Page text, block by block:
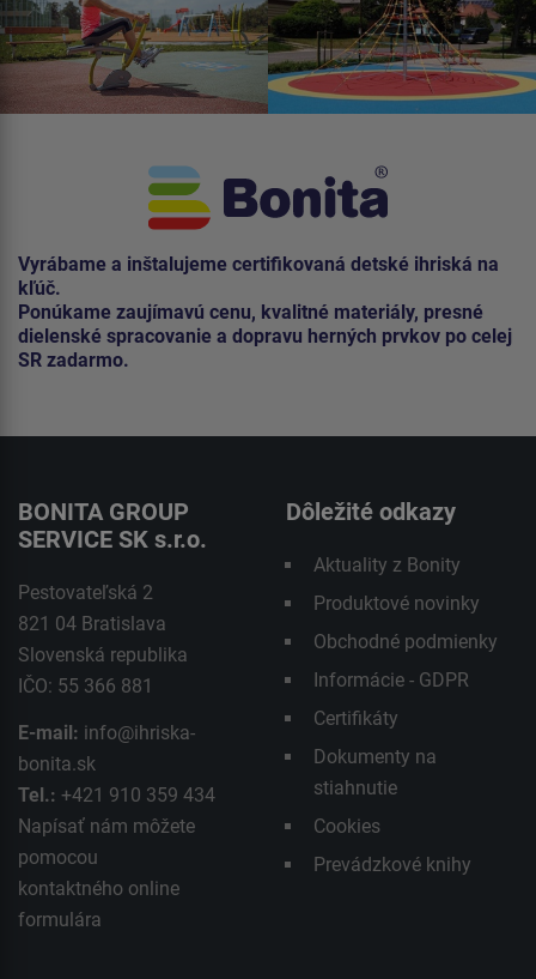
Vyrábame a inštalujeme certifikovaná detské ihriská na
kľúč.
Ponúkame zaujímavú cenu, kvalitné materiály, presné
dielenské spracovanie a dopravu herných prvkov po celej
SR zadarmo.
BONITA GROUP
SERVICE SK s.r.o.
Pestovateľská 2
821 04 Bratislava
Slovenská republika
IČO: 55 366 881
E-mail: info@ihriska-
bonita.sk
Tel.: +421 910 359 434
Napísať nám môžete
pomocou
kontaktného online
formulára
Dôležité odkazy
Aktuality z Bonity
Produktové novinky
Obchodné podmienky
Informácie - GDPR
Certifikáty
Dokumenty na
stiahnutie
Cookies
Prevádzkové knihy